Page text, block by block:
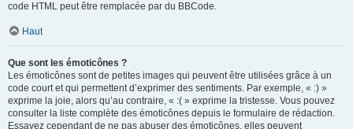
code HTML peut être remplacée par du BBCode.
Haut
Que sont les émoticônes ?
Les émoticônes sont de petites images qui peuvent être utilisées grâce à un
code court et qui permettent d’exprimer des sentiments. Par exemple, « :) »
exprime la joie, alors qu’au contraire, « :( » exprime la tristesse. Vous pouvez
consulter la liste complète des émoticônes depuis le formulaire de rédaction.
Essayez cependant de ne pas abuser des émoticônes, elles peuvent